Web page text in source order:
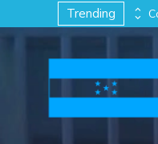
Trending Las 10 empresas con capitalización bursátil más alta en su punto máximo